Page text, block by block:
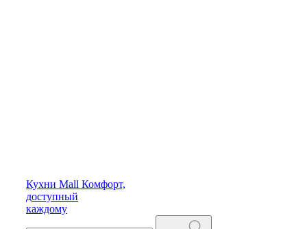
Кухни Mall Комфорт,
доступный
каждому